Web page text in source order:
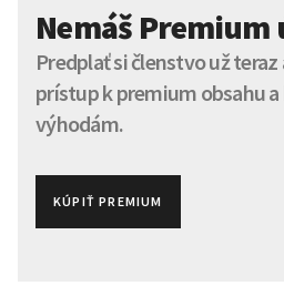
Nemáš Premium
Predplať si členstvo už
prístup k premium obsahu
výhodám.
KÚPIŤ PREMIUM